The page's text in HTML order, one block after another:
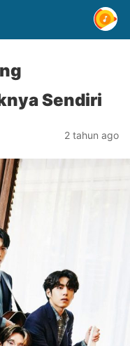
Sendiri
2 tahun ago